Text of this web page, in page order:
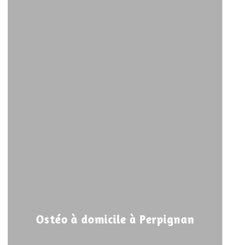
Ostéo à domicile à Perpignan